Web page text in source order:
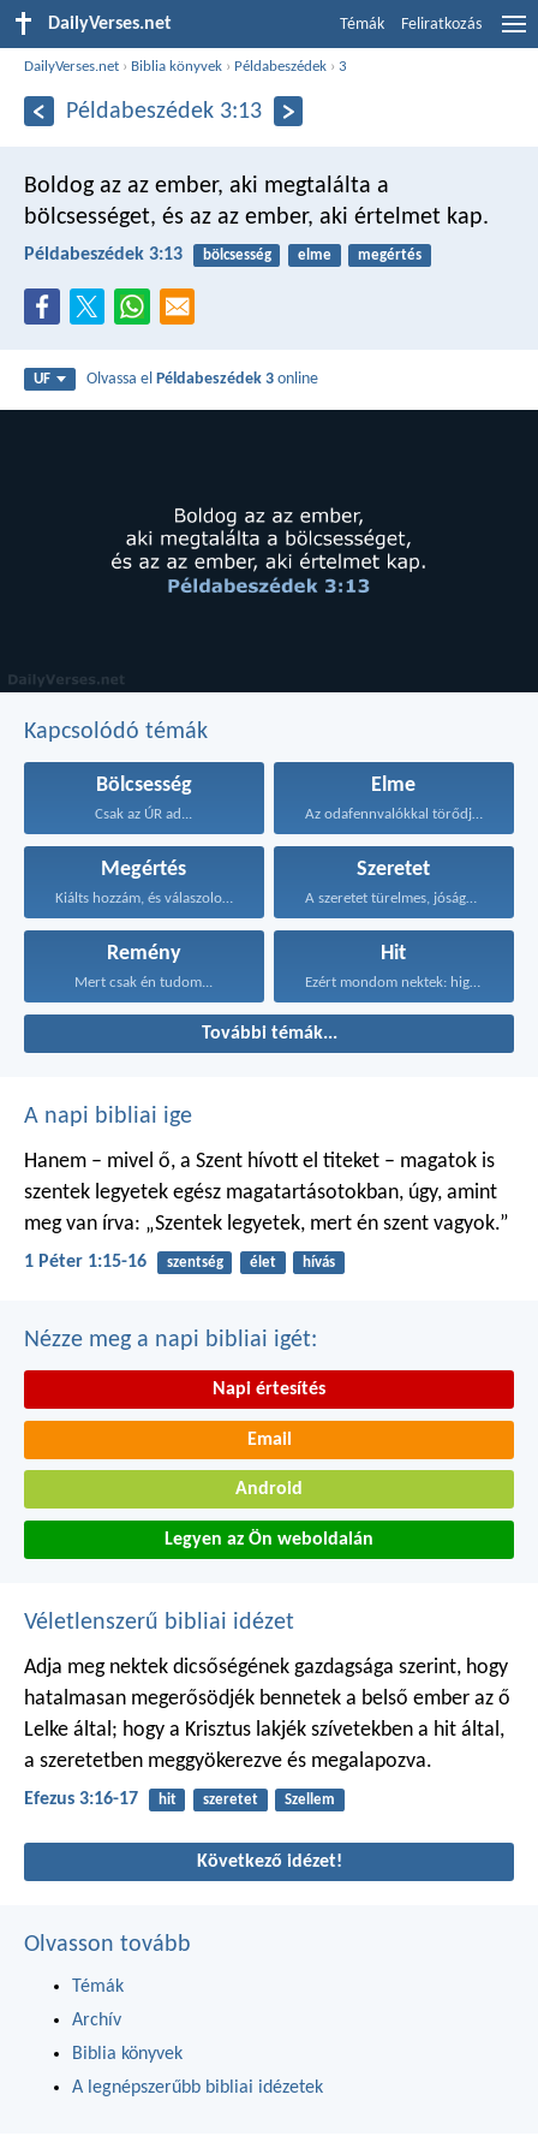
DailyVerses.net Témák Feliratkozás
DailyVerses.net › Biblia könyvek › Példabeszédek ›3
Példabeszédek 3:13
Boldog az az ember, aki megtalálta a
bölcsességet, és az az ember, aki értelmet kap.
Példabeszédek 3:13 bölcsesség elme megértés
UF Olvassa elPéldabeszédek 3 online
Kapcsolódó témák
Bölcsesség
Csak az ÚR ad...
Elme
Az odafennvalókkal törődjetek, ne...
Megértés
Kiálts hozzám, és válaszolok...
Szeretet
A szeretet türelmes, jóságos...
Remény
Mert csak én tudom...
Hit
Ezért mondom nektek: higgyétek...
További témák...
A napi bibliai ige
Hanem – mivel ő, a Szent hívott el titeket – magatok is
szentek legyetek egész magatartásotokban, úgy, amint
meg van írva: „Szentek legyetek, mert én szent vagyok.”
1 Péter 1:15-16 szentség élet hívás
Nézze meg a napi bibliai igét:
Napi értesítés
Email
Android
Legyen az Ön weboldalán
Véletlenszerű bibliai idézet
Adja meg nektek dicsőségének gazdagsága szerint, hogy
hatalmasan megerősödjék bennetek a belső ember az ő
Lelke által; hogy a Krisztus lakjék szívetekben a hit által,
a szeretetben meggyökerezve és megalapozva.
Efezus 3:16-17 hit szeretet Szellem
Következő idézet!
Olvasson tovább
Témák
Archív
Biblia könyvek
A legnépszerűbb bibliai idézetek